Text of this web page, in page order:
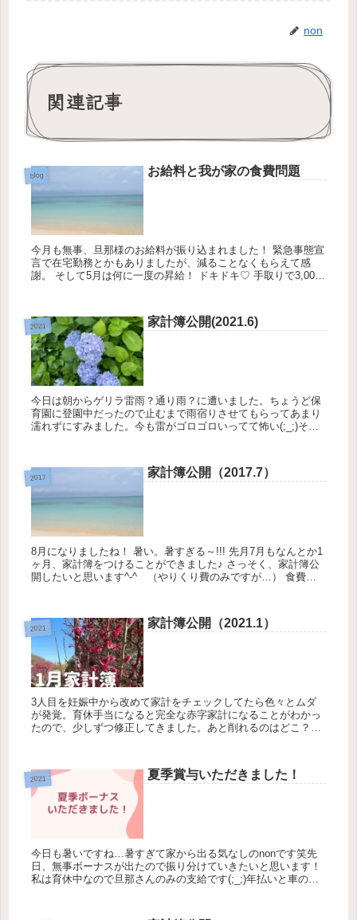
non
関連記事
blog お給料と我が家の食費問題
今月も無事、旦那様のお給料が振り込まれました！ 緊急事態宣
言で在宅勤務とかもありましたが、減ることなくもらえて感
謝。 そして5月は何に一度の昇給！ ドキドキ♡ 手取りで3,000
2021 家計簿公開(2021.6)
今日は朝からゲリラ雷雨？通り雨？に遭いました。ちょうど保
育園に登園中だったので止むまで雨宿りさせてもらってあまり
濡れずにすみました。今も雷がゴロゴロいってて怖い(;_;)そん
2017 家計簿公開（2017.7）
8月になりましたね！ 暑い。暑すぎる～!!! 先月7月もなんとか1
ヶ月、家計簿をつけることができました♪ さっそく、家計簿公
開したいと思います^-^ （やりくり費のみですが…） 食費
2021 家計簿公開（2021.1）
3人目を妊娠中から改めて家計をチェックしてたら色々とムダ
が発覚。育休手当になると完全な赤字家計になることがわかっ
たので、少しずつ修正してきました。あと削れるのはどこ？っ
2021 夏季賞与いただきました！
今日も暑いですね…暑すぎて家から出る気なしのnonです笑先
日、無事ボーナスが出たので振り分けていきたいと思います！
私は育休中なので旦那さんのみの支給です(;_;)年払いと車のロ